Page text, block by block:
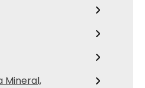
Mineral,